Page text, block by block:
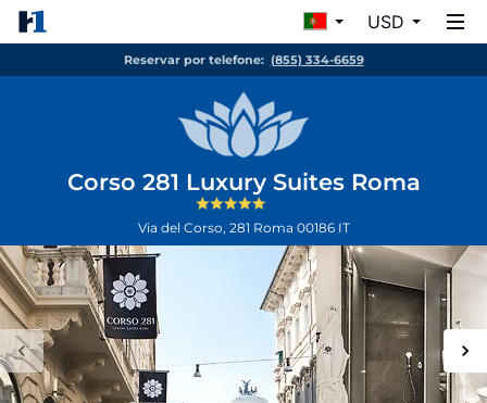
USD
Reservar por telefone: (855) 334-6659
Corso 281 Luxury Suites Roma
Via del Corso, 281 Roma 00186 IT